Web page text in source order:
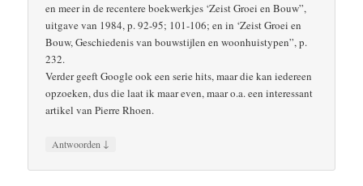
en meer in de recentere boekwerkjes ‘Zeist Groei en Bouw”,
uitgave van 1984, p. 92-95; 101-106; en in ‘Zeist Groei en
Bouw, Geschiedenis van bouwstijlen en woonhuistypen”, p.
232.
Verder geeft Google ook een serie hits, maar die kan iedereen
opzoeken, dus die laat ik maar even, maar o.a. een interessant
artikel van Pierre Rhoen.
Antwoorden ↓